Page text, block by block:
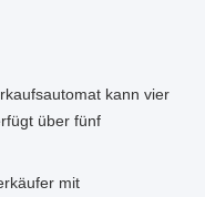
kann vier
über fünf
mit